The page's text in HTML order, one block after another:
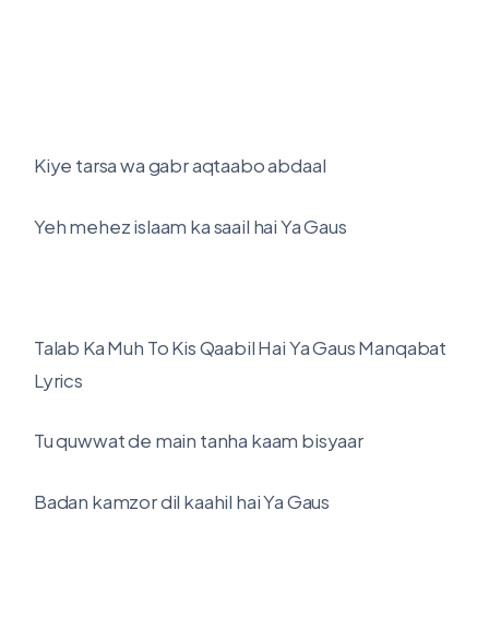
Kiye tarsa wa gabr aqtaabo abdaal
Yeh mehez islaam ka saail hai Ya Gaus
Talab Ka Muh To Kis Qaabil Hai Ya Gaus Manqabat
Lyrics
Tu quwwat de main tanha kaam bisyaar
Badan kamzor dil kaahil hai Ya Gaus